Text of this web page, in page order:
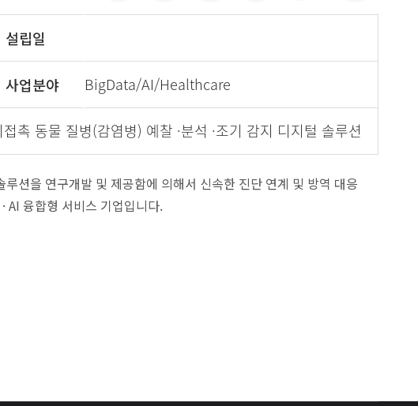
설립일
사업분야 BigData/AI/Healthcare
촉 동물 질병(감염병) 예찰 ·분석 ·조기 감지 디지털 솔루션
션을 연구개발 및 제공함에 의해서 신속한 진단 연계 및 방역 대응
AI 융합형 서비스 기업입니다.